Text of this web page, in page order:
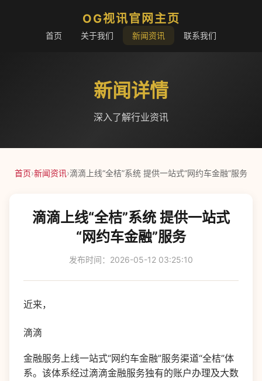
OG视讯官网主页
首页 关于我们 新闻资讯 联系我们
新闻详情
深入了解行业资讯
首页›新闻资讯›滴滴上线“全桔”系统 提供一站式“网约车金融”服务
滴滴上线“全桔”系统 提供一站式
“网约车金融”服务
发布时间：2026-05-12 03:25:10
近来，
滴滴
金融服务上线一站式“网约车金融”服务渠道“全桔”体
系。该体系经过滴滴金融服务独有的账户办理及大数